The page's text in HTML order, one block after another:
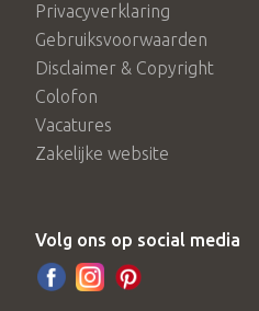
Privacyverklaring
Gebruiksvoorwaarden
Disclaimer & Copyright
Colofon
Vacatures
Zakelijke website
Volg ons op social media